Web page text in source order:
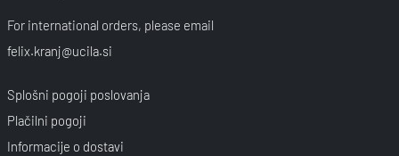
For international orders, please email
felix.kranj@ucila.si
Splošni pogoji poslovanja
Plačilni pogoji
Informacije o dostavi